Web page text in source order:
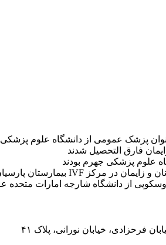
از دانشگاه شارجه امارات متحده
فرحزادی، خیابان نورانی، پلاک ۴۱